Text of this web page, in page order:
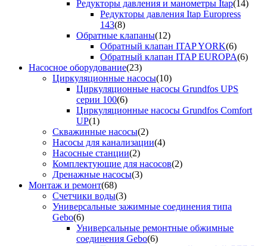
Редукторы давления и манометры Itap(14)
Редукторы давления Itap Europress
143(8)
Обратные клапаны(12)
Обратный клапан ITAP YORK(6)
Обратный клапан ITAP EUROPA(6)
Насосное оборудование(23)
Циркуляционные насосы(10)
Циркуляционные насосы Grundfos UPS
серии 100(6)
Циркуляционные насосы Grundfos Comfort
UP(1)
Скважинные насосы(2)
Насосы для канализации(4)
Насосные станции(2)
Комплектующие для насосов(2)
Дренажные насосы(3)
Монтаж и ремонт(68)
Счетчики воды(3)
Универсальные зажимные соединения типа
Gebo(6)
Универсальные ремонтные обжимные
соединения Gebo(6)